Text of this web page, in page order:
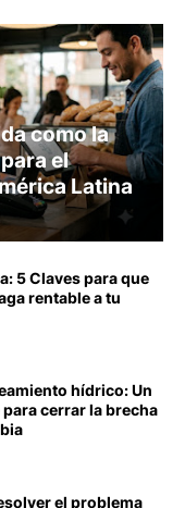
como la
el
Latina
5 Claves para que
rentable a tu
hídrico: Un
cerrar la brecha
el problema